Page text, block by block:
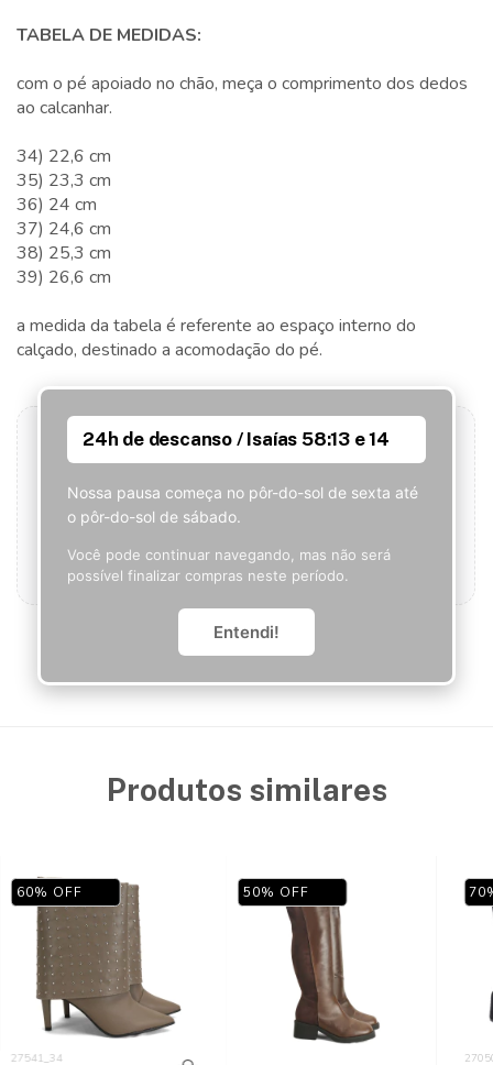
TABELA DE MEDIDAS:
com o pé apoiado no chão, meça o comprimento dos dedos
ao calcanhar.
34) 22,6 cm
35) 23,3 cm
36) 24 cm
37) 24,6 cm
38) 25,3 cm
39) 26,6 cm
a medida da tabela é referente ao espaço interno do
calçado, destinado a acomodação do pé.
Seja o primeiro a avaliar este produto!
Que tal ser o primeiro a contar o que achou? Sua
opinião pode ajudar outros clientes.
Adicionar avaliação
Produtos similares
60% OFF 50% OFF 70
24h de descanso / Isaías 58:13 e 14
Nossa pausa começa no pôr-do-sol de sexta até
o pôr-do-sol de sábado.
Você pode continuar navegando, mas não será
possível finalizar compras neste período.
Entendi!